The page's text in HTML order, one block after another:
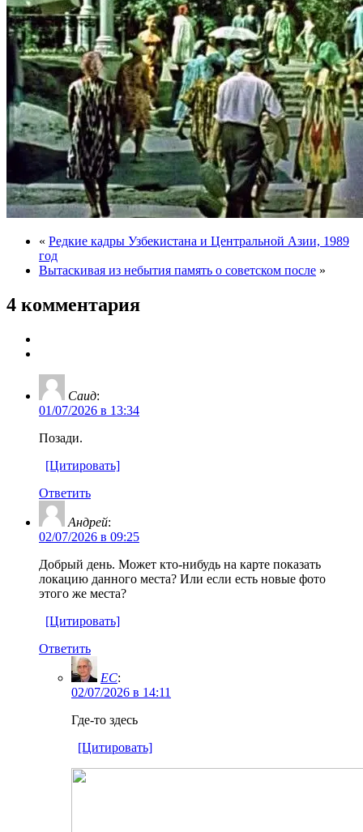
« Редкие кадры Узбекистана и Центральной Азии, 1989
год
Вытаскивая из небытия память о советском после »
4 комментария
Саид:
01/07/2026 в 13:34
Позади.
[Цитировать]
Ответить
Андрей:
02/07/2026 в 09:25
Добрый день. Может кто-нибудь на карте показать
локацию данного места? Или если есть новые фото
этого же места?
[Цитировать]
Ответить
EC:
02/07/2026 в 14:11
Где-то здесь
[Цитировать]